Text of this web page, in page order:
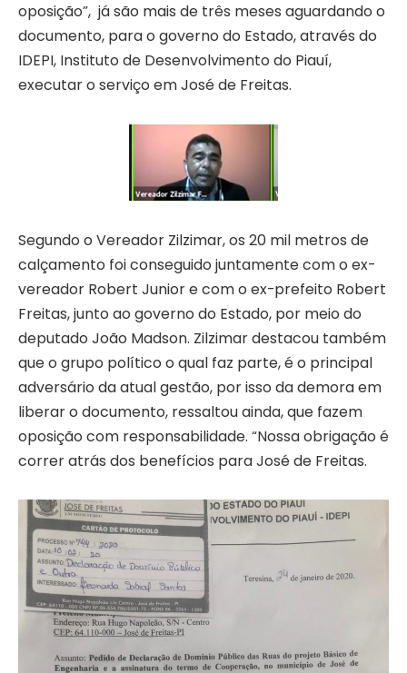
oposição”, já são mais de três meses aguardando o
documento, para o governo do Estado, através do
IDEPI, Instituto de Desenvolvimento do Piauí,
executar o serviço em José de Freitas.
Segundo o Vereador Zilzimar, os 20 mil metros de
calçamento foi conseguido juntamente com o ex-
vereador Robert Junior e com o ex-prefeito Robert
Freitas, junto ao governo do Estado, por meio do
deputado João Madson. Zilzimar destacou também
que o grupo político o qual faz parte, é o principal
adversário da atual gestão, por isso da demora em
liberar o documento, ressaltou ainda, que fazem
oposição com responsabilidade. “Nossa obrigação é
correr atrás dos benefícios para José de Freitas.